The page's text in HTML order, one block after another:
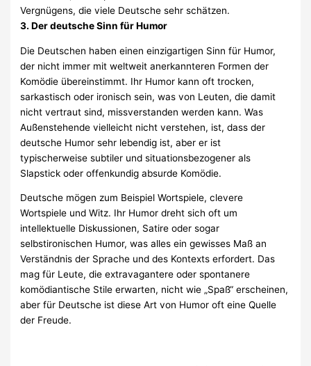
Vergnügens, die viele Deutsche sehr schätzen.
3. Der deutsche Sinn für Humor
Die Deutschen haben einen einzigartigen Sinn für Humor,
der nicht immer mit weltweit anerkannteren Formen der
Komödie übereinstimmt. Ihr Humor kann oft trocken,
sarkastisch oder ironisch sein, was von Leuten, die damit
nicht vertraut sind, missverstanden werden kann. Was
Außenstehende vielleicht nicht verstehen, ist, dass der
deutsche Humor sehr lebendig ist, aber er ist
typischerweise subtiler und situationsbezogener als
Slapstick oder offenkundig absurde Komödie.
Deutsche mögen zum Beispiel Wortspiele, clevere
Wortspiele und Witz. Ihr Humor dreht sich oft um
intellektuelle Diskussionen, Satire oder sogar
selbstironischen Humor, was alles ein gewisses Maß an
Verständnis der Sprache und des Kontexts erfordert. Das
mag für Leute, die extravagantere oder spontanere
komödiantische Stile erwarten, nicht wie „Spaß“ erscheinen,
aber für Deutsche ist diese Art von Humor oft eine Quelle
der Freude.